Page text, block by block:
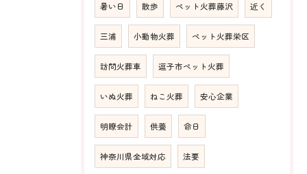
暑い日 散歩 ペット火葬藤沢 近く
三浦 小動物火葬 ペット火葬栄区
訪問火葬車 逗子市ペット火葬
いぬ火葬 ねこ火葬 安心企業
明瞭会計 供養 命日
神奈川県全域対応 法要